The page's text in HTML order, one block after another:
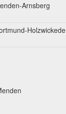
Arnsberg
Holzwickede